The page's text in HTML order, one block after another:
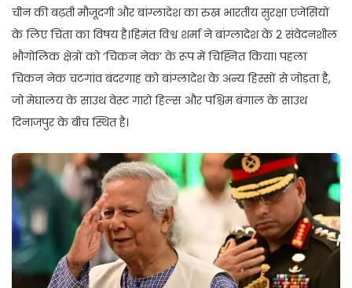
चीन की बढ़ती मौजूदगी और बांग्लादेश का रुख भारतीय सुरक्षा एजेंसियों
के लिए चिंता का विषय है।हिमंत विश्व शर्मा ने बांग्लादेश के 2 संवेदनशील
भौगोलिक क्षेत्रों को ‘चिकन नेक’ के रूप में चिह्नित किया। पहला
चिकन नेक चटगांव बंदरगाह को बांग्लादेश के अन्य हिस्सों से जोड़ता है,
जो मेघालय के साउथ वेस्ट गारो हिल्स और पश्चिम बंगाल के साउथ
दिनाजपुर के बीच स्थित है।